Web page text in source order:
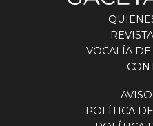
VOCALÍA
POLÍTICA